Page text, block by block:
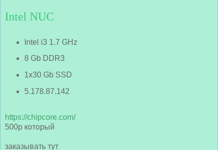
Intel NUC
Intel i3 1.7 GHz
8 Gb DDR3
1x30 Gb SSD
5.178.87.142
https://chipcore.com/
500р который
заказывать тут